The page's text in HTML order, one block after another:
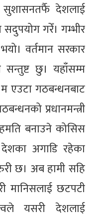
देशलाई
गरेँ। गम्भीर
वर्तमान सरकार
छु। यहाँसम्म
एउटा गठबन्धनबाट
प्रधानमन्त्री
बनाउने कोसिस
अगाडि रहेका
छ। अब हामी सहि
मानिसलाई छटपटी
यसरी देशलाई